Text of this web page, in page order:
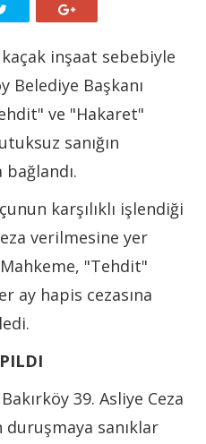
kaçak inşaat sebebiyle
Belediye Başkanı
ve "Hakaret"
sanığın
bağlandı.
karşılıklı işlendiği
verilmesine yer
"Tehdit"
ay hapis cezasına
39. Asliye Ceza
sanıklar